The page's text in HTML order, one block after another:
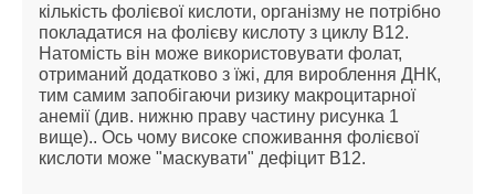
кількість фолієвої кислоти, організму не потрібно
покладатися на фолієву кислоту з циклу B12.
Натомість він може використовувати фолат,
отриманий додатково з їжі, для вироблення ДНК,
тим самим запобігаючи ризику макроцитарної
анемії (див. нижню праву частину рисунка 1
вище).. Ось чому високе споживання фолієвої
кислоти може "маскувати" дефіцит В12.